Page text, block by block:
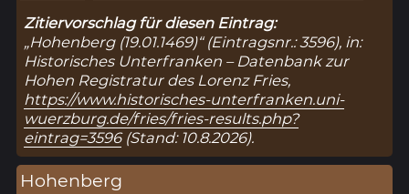
Zitiervorschlag für diesen Eintrag:
„Hohenberg (19.01.1469)“ (Eintragsnr.: 3596), in:
Historisches Unterfranken – Datenbank zur
Hohen Registratur des Lorenz Fries,
https://www.historisches-unterfranken.uni-
wuerzburg.de/fries/fries-results.php?
eintrag=3596(Stand: 10.8.2026).
Hohenberg